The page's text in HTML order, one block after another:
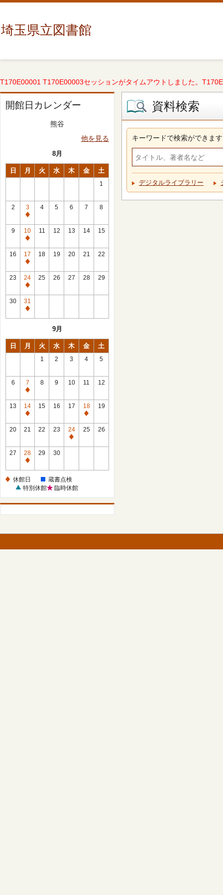
埼玉県立図書館
T170E00001 T170E00003セッションがタイムアウトしました。
開館日カレンダー
熊谷
他を見る
8月
日 月 火 水 木 金 土
1
2
3
休
館
日
4 5 6 7 8
9
10
休
館
日
11 12 13 14 15
16
17
休
館
日
18 19 20 21 22
23
24
休
館
日
25 26 27 28 29
30
31
休
9月
日 月 火 水 木 金 土
1 2 3 4 5
6
7
休
館
日
8 9 10 11 12
13
14
休
館
15 16 17
18
休
館
19
20 21 22 23
24
休
25 26
27
28
休
日
29 30
休館日
蔵書点検
特別休館
臨時休館
資料検索
キーワードで検索ができます
デジタルライブラリー